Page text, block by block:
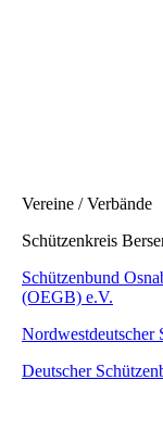
Vereine / Verbände
Schützenkreis
Schützenbund
(OEGB) e.V.
Deutscher